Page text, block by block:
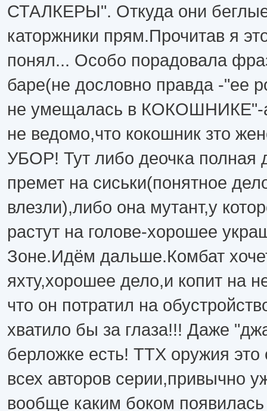
СТАЛКЕРЫ". Откуда они
каторжники прям.Прочитав я
понял... Особо порадовала
баре(не дословно правда -"ее
не умещалась в КОКОШНИКЕ"-
не ведомо,что кокошник зто
УБОР! Тут либо деочка полная
премет на сиськи(понятное
влезли),либо она мутант,у
растут на голове-хорошее
Зоне.Идём дальше.Комбат
яхту,хорошее дело,и копит на
что он потратил на
хватило бы за глаза!!! Даже
берложке есть! ТТХ оружия это
всех авторов серии,привычно
вообще каким боком